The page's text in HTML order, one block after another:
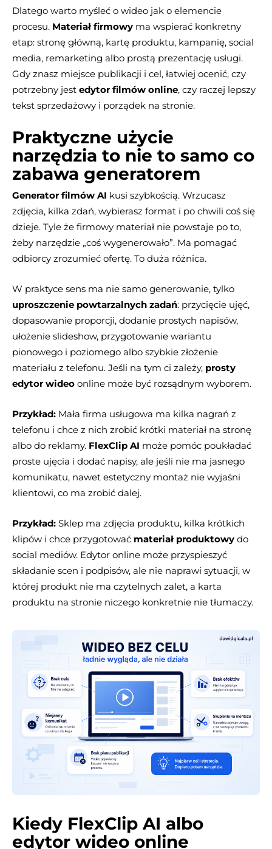
Dlatego warto myśleć o wideo jak o elemencie
procesu. Materiał firmowy ma wspierać konkretny
etap: stronę główną, kartę produktu, kampanię, social
media, remarketing albo prostą prezentację usługi.
Gdy znasz miejsce publikacji i cel, łatwiej ocenić, czy
potrzebny jest edytor filmów online, czy raczej lepszy
tekst sprzedażowy i porządek na stronie.
Praktyczne użycie
narzędzia to nie to samo co
zabawa generatorem
Generator filmów AI kusi szybkością. Wrzucasz
zdjęcia, kilka zdań, wybierasz format i po chwili coś się
dzieje. Tyle że firmowy materiał nie powstaje po to,
żeby narzędzie „coś wygenerowało”. Ma pomagać
odbiorcy zrozumieć ofertę. To duża różnica.
W praktyce sens ma nie samo generowanie, tylko
uproszczenie powtarzalnych zadań: przycięcie ujęć,
dopasowanie proporcji, dodanie prostych napisów,
ułożenie slideshow, przygotowanie wariantu
pionowego i poziomego albo szybkie złożenie
materiału z telefonu. Jeśli na tym ci zależy, prosty
edytor wideo online może być rozsądnym wyborem.
Przykład: Mała firma usługowa ma kilka nagrań z
telefonu i chce z nich zrobić krótki materiał na stronę
albo do reklamy. FlexClip AI może pomóc poukładać
proste ujęcia i dodać napisy, ale jeśli nie ma jasnego
komunikatu, nawet estetyczny montaż nie wyjaśni
klientowi, co ma zrobić dalej.
Przykład: Sklep ma zdjęcia produktu, kilka krótkich
klipów i chce przygotować materiał produktowy do
social mediów. Edytor online może przyspieszyć
składanie scen i podpisów, ale nie naprawi sytuacji, w
której produkt nie ma czytelnych zalet, a karta
produktu na stronie niczego konkretnie nie tłumaczy.
Kiedy FlexClip AI albo
edytor wideo online